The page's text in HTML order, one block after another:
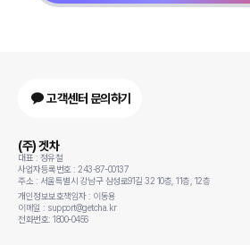
고객센터 문의하기
(주) 겟차
대표 : 정유철
사업자등록번호 : 243-87-00137
주소 : 서울특별시 강남구 삼성로91길 32 10층, 11층, 12층
개인정보보호책임자 : 이동용
이메일 : support@getcha.kr
전화번호: 1800-0456